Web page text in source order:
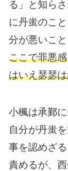
る」と知ら
に丹蚩のこ
分が悪いこ
ここで罪悪
はいえ瑟瑟
小楓は承鄞
自分が丹蚩
事を認めざ
責めるが、